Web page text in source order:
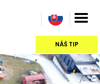
NÁŠ TIP